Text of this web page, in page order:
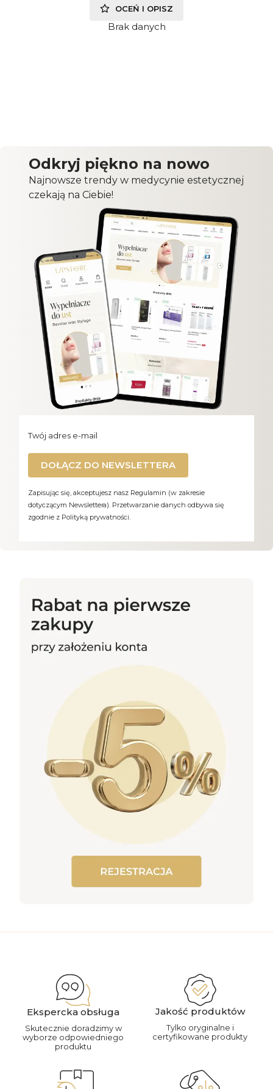
OCEŃ I OPISZ
Brak danych
Odkryj piękno na nowo
Najnowsze trendy w medycynie estetycznej
czekają na Ciebie!
Twój adres e-mail
DOŁĄCZ DO NEWSLETTERA
Zapisując się, akceptujesz nasz Regulamin (w zakresie
dotyczącym Newslettera). Przetwarzanie danych odbywa się
zgodnie z Polityką prywatności.
Ekspercka obsługa
Skutecznie doradzimy w
wyborze odpowiedniego
produktu
Jakość produktów
Tylko oryginalne i
certyfikowane produkty